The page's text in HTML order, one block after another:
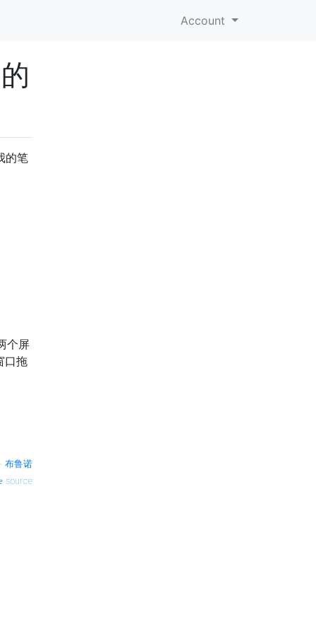
Account
的笔
个屏
口拖
布鲁诺
source